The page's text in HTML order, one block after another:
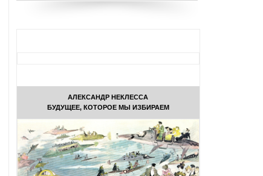
АЛЕКСАНДР НЕКЛЕССА
БУДУЩЕЕ, КОТОРОЕ МЫ ИЗБИРАЕМ